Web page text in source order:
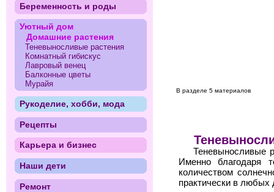
В разделе 5 материалов
Теневыносливые
Именно благодаря
количеством
практически в любых
Беременность и роды
Уютный дом
Домашние растения
Теневыносливые растения
Комнатный гибискус
Лавровый венец
Балконные цветы
Мурайя
Рукоделие, хобби, мода
Рецепты
Карьера и бизнес
Наши дети
Ремонт